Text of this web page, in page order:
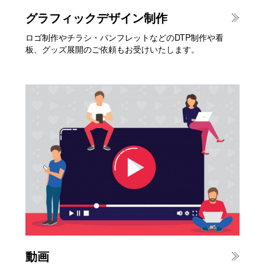
グラフィックデザイン制作
ロゴ制作やチラシ・パンフレットなどのDTP制作や看
板、グッズ展開のご依頼もお受けいたします。
動画